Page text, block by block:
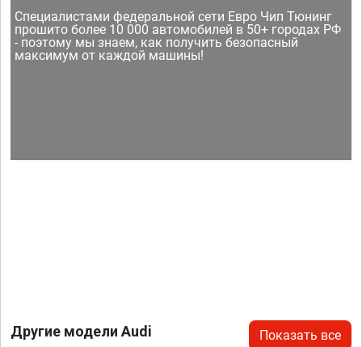
Специалистами федеральной сети Евро Чип Тюнинг
прошито более 10 000 автомобилей в 50+ городах РФ
- поэтому мы знаем, как получить безопасный
максимум от каждой машины!
Другие модели Audi Показать все